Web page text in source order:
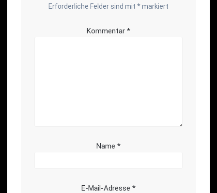
Erforderliche Felder sind mit *markiert
Kommentar *
Name *
E-Mail-Adresse *